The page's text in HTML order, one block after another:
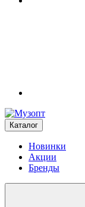
Каталог
Новинки
Акции
Бренды